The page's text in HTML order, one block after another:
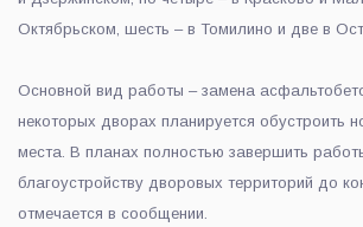
Октябрьском, шесть – в Томилино и две в
Основной вид работы – замена
некоторых дворах планируется обустроить
места. В планах полностью завершить
благоустройству дворовых территорий до
отмечается в сообщении.